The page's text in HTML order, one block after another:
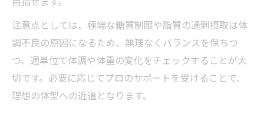
注意点としては、極端な糖質制限や脂質の過剰摂取は体
調不良の原因になるため、無理なくバランスを保ちつ
つ、週単位で体調や体重の変化をチェックすることが大
切です。必要に応じてプロのサポートを受けることで、
理想の体型への近道となります。